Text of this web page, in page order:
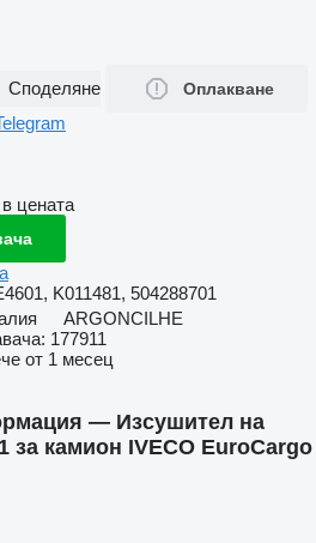
Споделяне Оплакване
цената
K011481, 504288701
ARGONCILHE
177911
от 1 месец
— Изсушител на
за камион IVECO EuroCargo